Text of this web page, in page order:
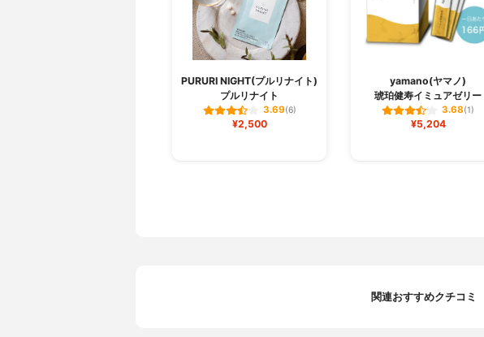
PURURI NIGHT(プルリナイト)
プルリナイト
3.69(6)
¥2,500
yamano(ヤマノ)
琥珀健寿イミュアゼリー
3.68(1)
¥5,204
関連おすすめクチコミ